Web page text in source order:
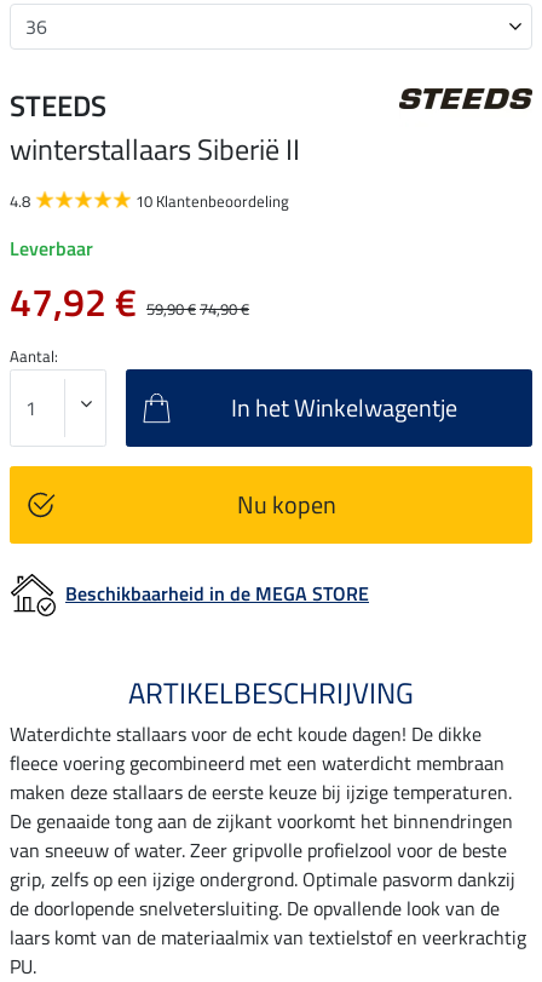
STEEDS
winterstallaars Siberië II
4.8 10 Klantenbeoordeling
Leverbaar
47,92 € 59,90 €74,90 €
Aantal:
In het Winkelwagentje
Nu kopen
Beschikbaarheid in de MEGA STORE
ARTIKELBESCHRIJVING
Waterdichte stallaars voor de echt koude dagen! De dikke
fleece voering gecombineerd met een waterdicht membraan
maken deze stallaars de eerste keuze bij ijzige temperaturen.
De genaaide tong aan de zijkant voorkomt het binnendringen
van sneeuw of water. Zeer gripvolle profielzool voor de beste
grip, zelfs op een ijzige ondergrond. Optimale pasvorm dankzij
de doorlopende snelvetersluiting. De opvallende look van de
laars komt van de materiaalmix van textielstof en veerkrachtig
PU.